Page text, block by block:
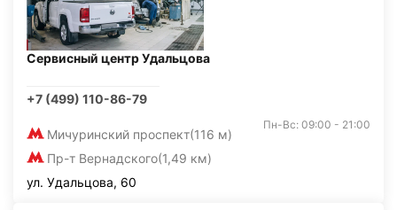
Сервисный центр Удальцова
+7 (499) 110-86-79
Мичуринский проспект(116 м)
Пр-т Вернадского(1,49 км)
Пн-Вс: 09:00 - 21:00
ул. Удальцова, 60